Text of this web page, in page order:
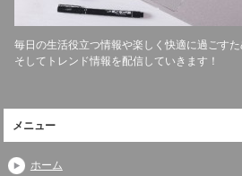
毎日の生活役立つ情報や楽しく快適に過ごすた
そしてトレンド情報を配信していきます！
メニュー
ホーム